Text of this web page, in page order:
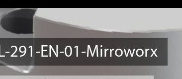
291-EN-01-Mirroworx